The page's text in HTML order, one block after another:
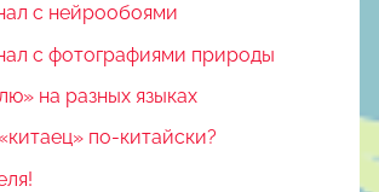
с нейрообоями
с фотографиями природы
на разных языках
по-китайски?